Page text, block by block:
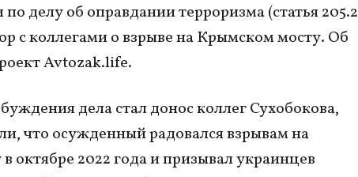
делу об оправдании терроризма (статья 205.2
с коллегами о взрыве на Крымском мосту. Об
Avtozak.life.
дела стал донос коллег Сухобокова,
что осужденный радовался взрывам на
октябре 2022 года и призывал украинцев